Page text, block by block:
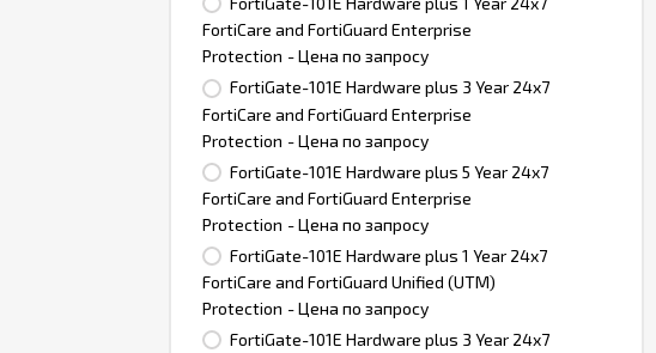
FortiCare and FortiGuard Enterprise
Protection - Цена по запросу
FortiGate-101E Hardware plus 3 Year 24x7
FortiCare and FortiGuard Enterprise
Protection - Цена по запросу
FortiGate-101E Hardware plus 5 Year 24x7
FortiCare and FortiGuard Enterprise
Protection - Цена по запросу
FortiGate-101E Hardware plus 1 Year 24x7
FortiCare and FortiGuard Unified (UTM)
Protection - Цена по запросу
FortiGate-101E Hardware plus 3 Year 24x7